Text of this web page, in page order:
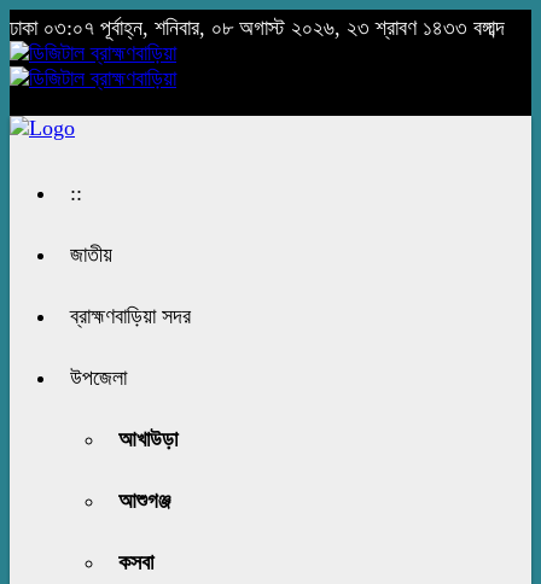
ঢাকা ০৩:০৭ পূর্বাহ্ন, শনিবার, ০৮ অগাস্ট ২০২৬, ২৩ শ্রাবণ ১৪৩৩ বঙ্গাব্দ
::
জাতীয়
ব্রাহ্মণবাড়িয়া সদর
উপজেলা
আখাউড়া
আশুগঞ্জ
কসবা